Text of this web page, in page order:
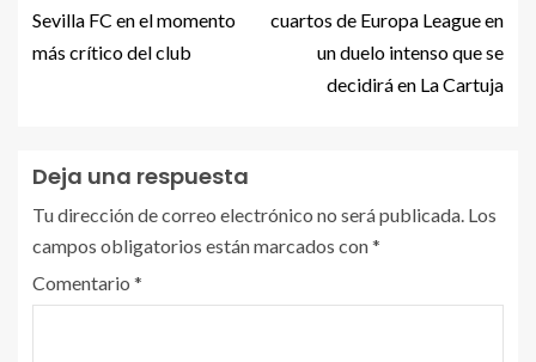
Sevilla FC en el momento
más crítico del club
cuartos de Europa League en
un duelo intenso que se
decidirá en La Cartuja
Deja una respuesta
Tu dirección de correo electrónico no será publicada. Los
campos obligatorios están marcados con*
Comentario *